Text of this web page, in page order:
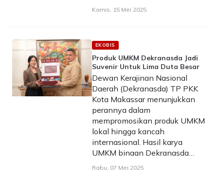
Kamis, 15 Mei 2025
EKOBIS
Produk UMKM Dekranasda Jadi
Suvenir Untuk Lima Duta Besar
Dewan Kerajinan Nasional
Daerah (Dekranasda) TP PKK
Kota Makassar menunjukkan
perannya dalam
mempromosikan produk UMKM
lokal hingga kancah
internasional. Hasil karya
UMKM binaan Dekranasda…
Rabu, 07 Mei 2025